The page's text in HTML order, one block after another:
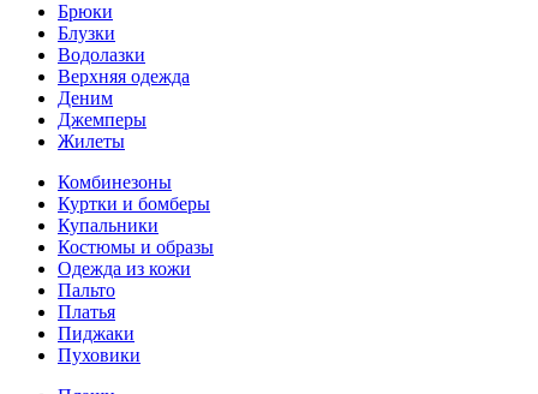
Брюки
Блузки
Водолазки
Верхняя одежда
Деним
Джемперы
Жилеты
Комбинезоны
Куртки и бомберы
Купальники
Костюмы и образы
Одежда из кожи
Пальто
Платья
Пиджаки
Пуховики